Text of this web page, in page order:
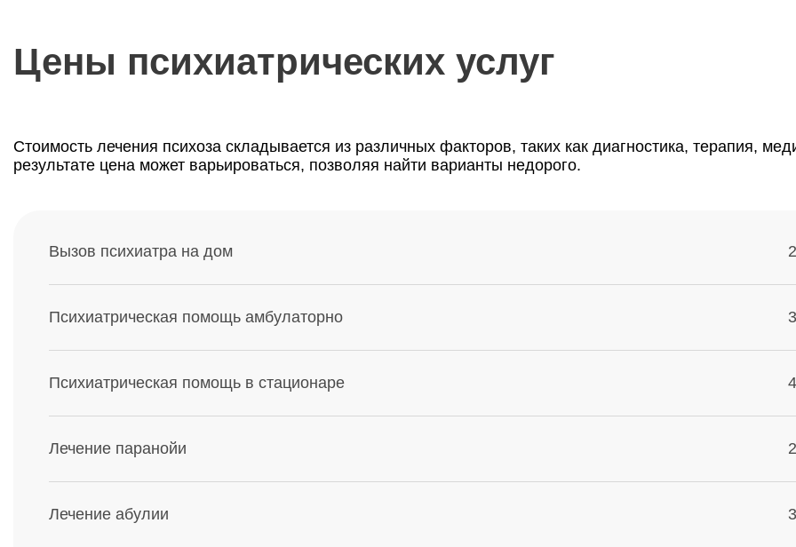
Цены психиатрических услуг
Стоимость лечения психоза складывается из различных факторов, таких как диагностика, терапия,
результате цена может варьироваться, позволяя найти варианты недорого.
Вызов психиатра на дом
Психиатрическая помощь амбулаторно
Психиатрическая помощь в стационаре
Лечение паранойи
Лечение абулии